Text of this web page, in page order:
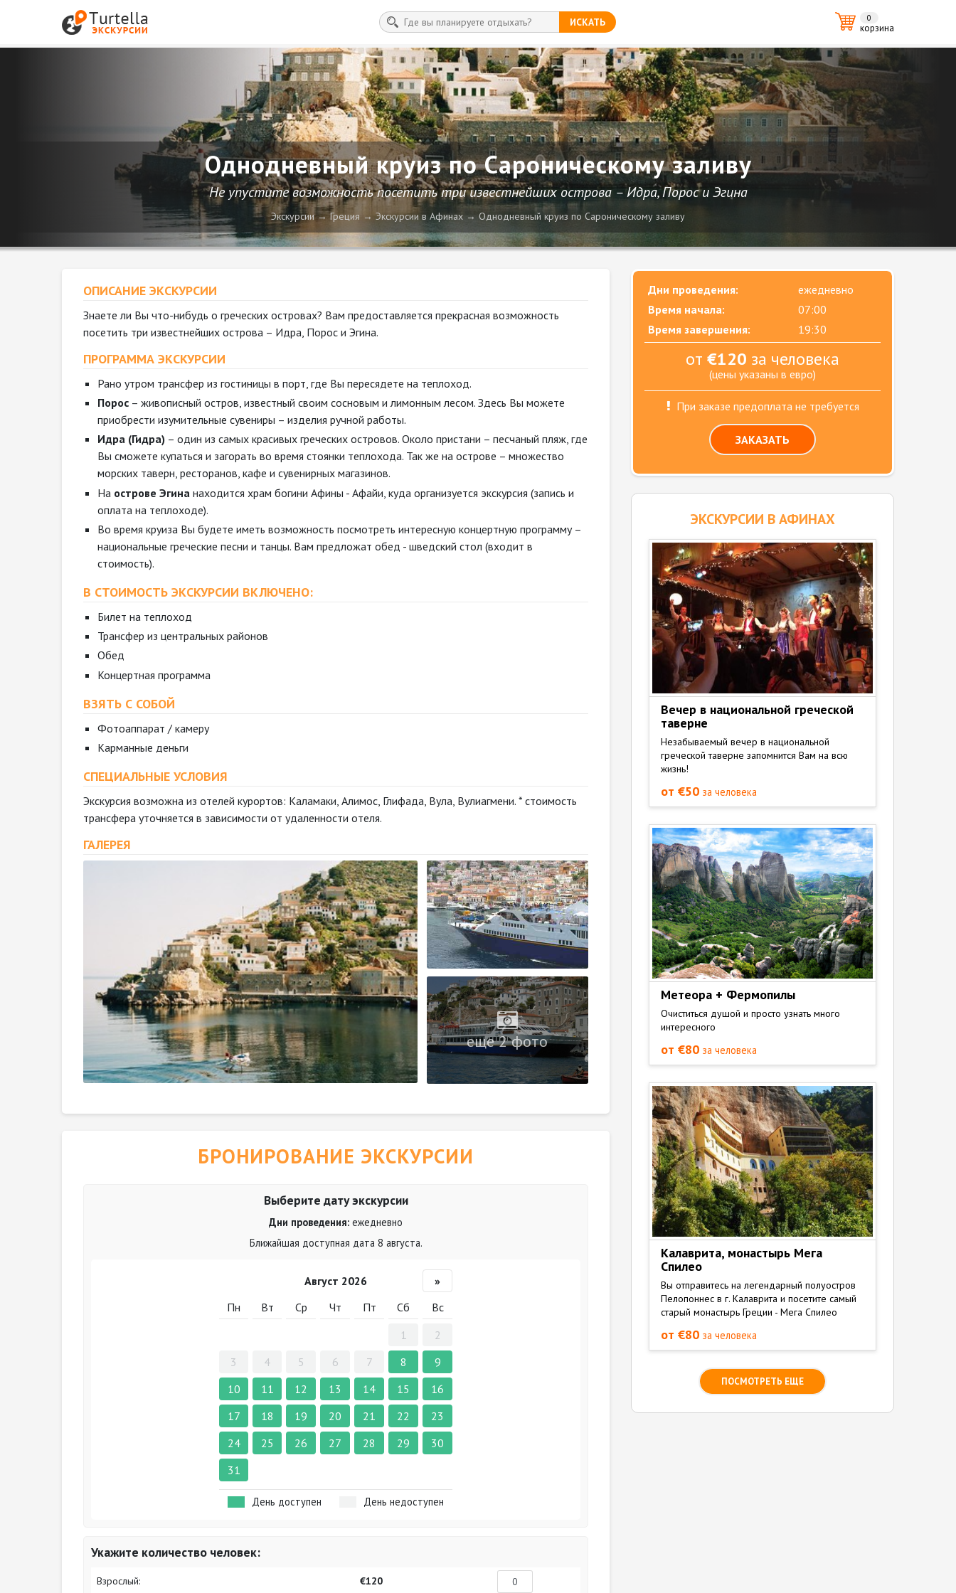
ИСКАТЬ 0
корзина
Однодневный круиз по Сароническому заливу
Не упустите возможность посетить три известнейших острова – Идра, Порос и Эгина
Экскурсии Греция Экскурсии в Афинах Однодневный круиз по Сароническому заливу
ОПИСАНИЕ ЭКСКУРСИИ
Знаете ли Вы что-нибудь о греческих островах? Вам предоставляется прекрасная возможность
посетить три известнейших острова – Идра, Порос и Эгина.
ПРОГРАММА ЭКСКУРСИИ
Рано утром трансфер из гостиницы в порт, где Вы пересядете на теплоход.
Порос – живописный остров, известный своим сосновым и лимонным лесом. Здесь Вы можете
приобрести изумительные сувениры – изделия ручной работы.
Идра (Гидра) – один из самых красивых греческих островов. Около пристани – песчаный пляж, где
Вы сможете купаться и загорать во время стоянки теплохода. Так же на острове – множество
морских таверн, ресторанов, кафе и сувенирных магазинов.
На острове Эгина находится храм богини Афины - Афайи, куда организуется экскурсия (запись и
оплата на теплоходе).
Во время круиза Вы будете иметь возможность посмотреть интересную концертную программу –
национальные греческие песни и танцы. Вам предложат обед - шведский стол (входит в
стоимость).
В СТОИМОСТЬ ЭКСКУРСИИ ВКЛЮЧЕНО:
Билет на теплоход
Трансфер из центральных районов
Обед
Концертная программа
ВЗЯТЬ С СОБОЙ
Фотоаппарат / камеру
Карманные деньги
СПЕЦИАЛЬНЫЕ УСЛОВИЯ
Экскурсия возможна из отелей курортов: Каламаки, Алимос, Глифада, Вула, Вулиагмени. * стоимость
трансфера уточняется в зависимости от удаленности отеля.
ГАЛЕРЕЯ
еще 2 фото
БРОНИРОВАНИЕ ЭКСКУРСИИ
Выберите дату экскурсии
Дни проведения: ежедневно
Ближайшая доступная дата 8 августа.
Август 2026
»
Пн
Вт Ср Чт Пт Сб
Вс
1
2
3
4 5 6 7 8
9
10
11 12 13 14 15
16
17
18 19 20 21 22
23
24
25 26 27 28 29
30
31
День доступен День недоступен
Укажите количество человек:
Взрослый: €120
Дни проведения:
ежедневно
Время начала:
07:00
Время завершения:
19:30
от €120 за человека
(цены указаны в евро)
При заказе предоплата не требуется
ЗАКАЗАТЬ
ЭКСКУРСИИ В АФИНАХ
Вечер в национальной греческой
таверне
Незабываемый вечер в национальной
греческой таверне запомнится Вам на всю
жизнь!
от €50 за человека
Метеора + Фермопилы
Очиститься душой и просто узнать много
интересного
от €80 за человека
Калаврита, монастырь Мега
Спилео
Вы отправитесь на легендарный полуостров
Пелопоннес в г. Калаврита и посетите самый
старый монастырь Греции - Мега Спилео
от €80 за человека
ПОСМОТРЕТЬ ЕЩЕ